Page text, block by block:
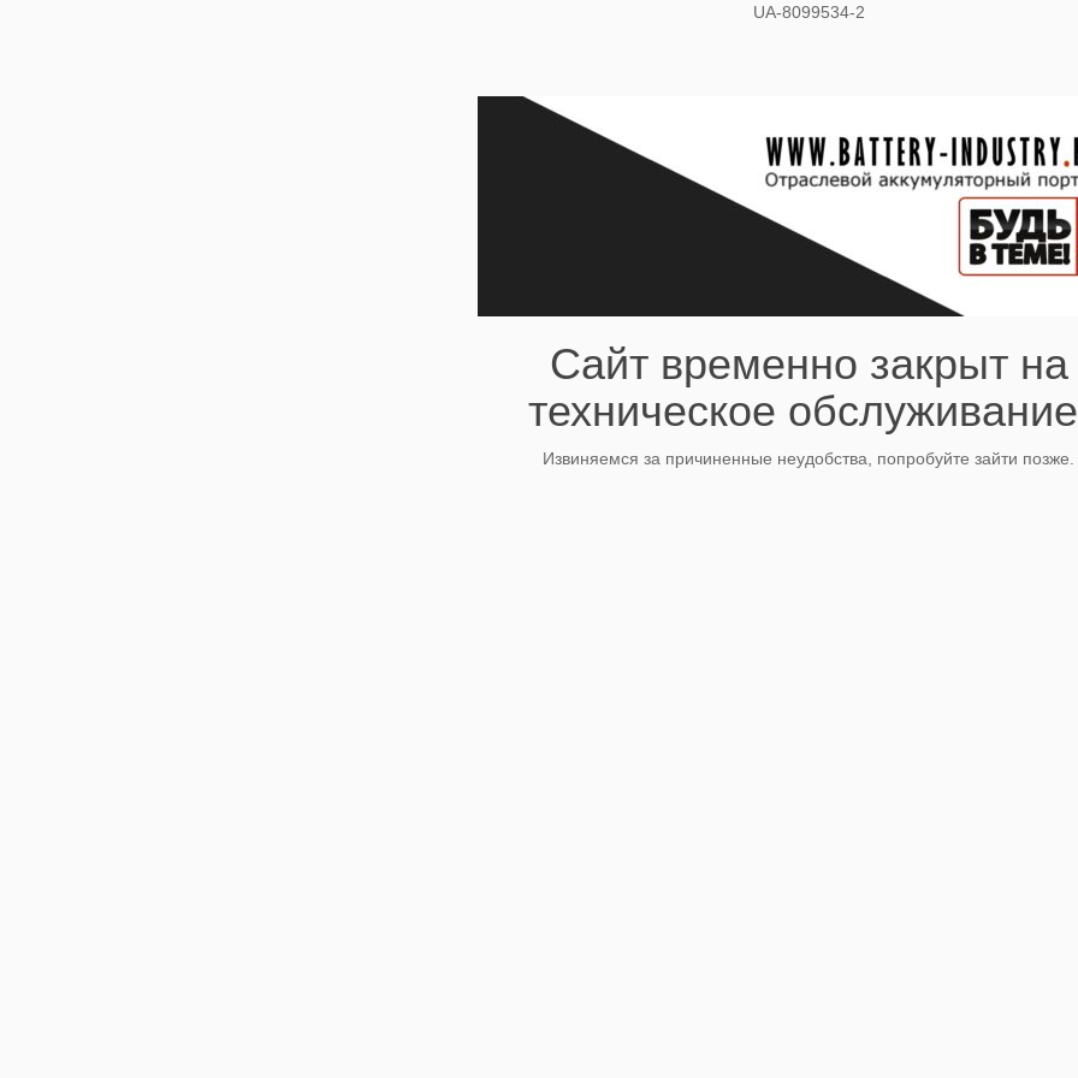
UA-8099534-2
Сайт временно закрыт на
техническое
Извиняемся за причиненные неудобства, попробуйте зайти позже.